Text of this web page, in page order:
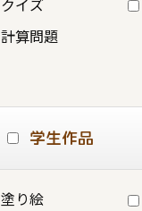
クイズ
計算問題
学生作品
塗り絵